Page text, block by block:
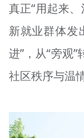
真正“用起来
新就业群体发
进”，从“旁观
社区秩序与温情